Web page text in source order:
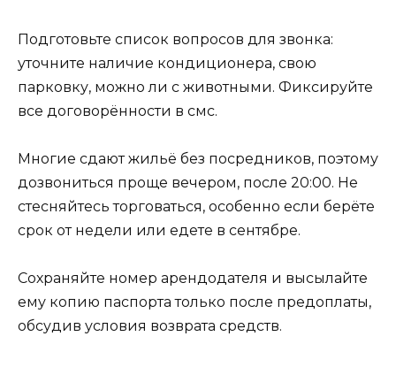
Подготовьте список вопросов для звонка:
уточните наличие кондиционера, свою
парковку, можно ли с животными. Фиксируйте
все договорённости в смс.
Многие сдают жильё без посредников, поэтому
дозвониться проще вечером, после 20:00. Не
стесняйтесь торговаться, особенно если берёте
срок от недели или едете в сентябре.
Сохраняйте номер арендодателя и высылайте
ему копию паспорта только после предоплаты,
обсудив условия возврата средств.